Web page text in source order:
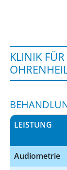
KLINIK
LEISTUNG
Audiometrie